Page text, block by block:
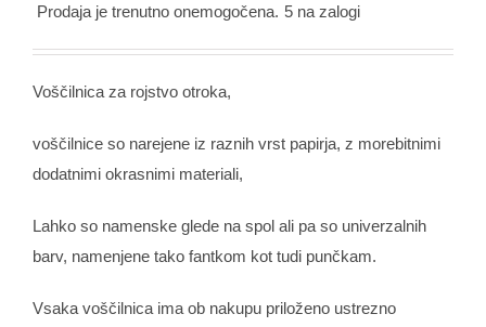
Prodaja je trenutno onemogočena. 5 na zalogi
Voščilnica za rojstvo otroka,
voščilnice so narejene iz raznih vrst papirja, z morebitnimi
dodatnimi okrasnimi materiali,
Lahko so namenske glede na spol ali pa so univerzalnih
barv, namenjene tako fantkom kot tudi punčkam.
Vsaka voščilnica ima ob nakupu priloženo ustrezno